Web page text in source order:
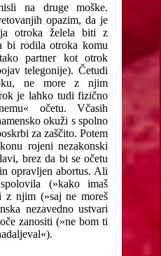
na druge moške.
opazim, da je
otroka želela biti z
bi rodila otroka komu
partner kot otrok
telegonije). Četudi
ne more z njim
je lahko tudi fizično
očetu. Včasih
okuži s spolno
za zaščito. Potem
rojeni nezakonski
brez da bi se očetu
opravljen abortus. Ali
(»kako imaš
z njim (»saj ne moreš
nezavedno ustvari
zanositi (»ne bom ti